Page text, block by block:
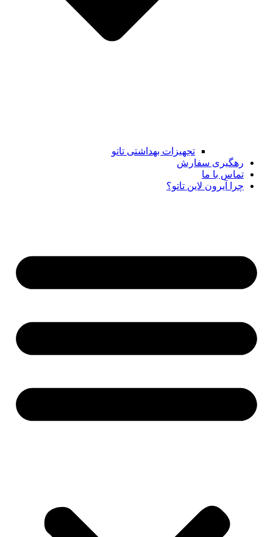
تجهیزات بهداشتی تاتو
رهگیری سفارش
تماس با ما
چرا آیرون لاین تاتو؟